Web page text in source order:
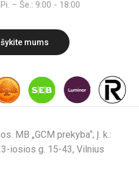
– Še.: 9:00 - 18:00
mums
MB „GCM prekyba“; Į. k.:
iosios g. 15-43, Vilnius